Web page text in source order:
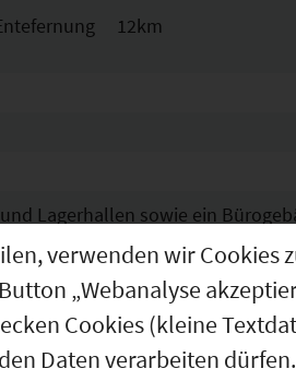
12km
Lagerhallen sowie ein
Garagen ab demnächst zum
verwenden wir Cookies
„Webanalyse
Cookies (kleine
Daten verarbeiten